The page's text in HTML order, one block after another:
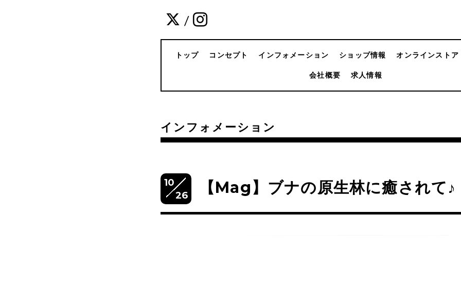
/
トップ コンセプト インフォメーション ショップ情報 オンラインストア
会社概要 求人情報
インフォメーション
10
26
【Mag】ブナの原生林に癒されて♪